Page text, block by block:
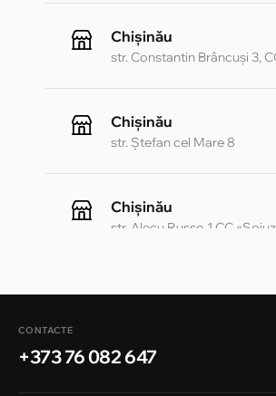
Chișinău
str. Constantin Brâncuși 3,
Chișinău
str. Ștefan cel Mare 8
Chișinău
str. Alecu Russo 1 CC
Chișinău
CONTACTE
+373 76 082 647